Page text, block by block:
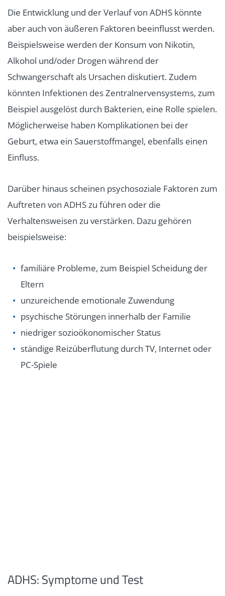
Die Entwicklung und der Verlauf von ADHS könnte
aber auch von äußeren Faktoren beeinflusst werden.
Beispielsweise werden der Konsum von Nikotin,
Alkohol und/oder Drogen während der
Schwangerschaft als Ursachen diskutiert. Zudem
könnten Infektionen des Zentralnervensystems, zum
Beispiel ausgelöst durch Bakterien, eine Rolle spielen.
Möglicherweise haben Komplikationen bei der
Geburt, etwa ein Sauerstoffmangel, ebenfalls einen
Einfluss.
Darüber hinaus scheinen psychosoziale Faktoren zum
Auftreten von ADHS zu führen oder die
Verhaltensweisen zu verstärken. Dazu gehören
beispielsweise:
familiäre Probleme, zum Beispiel Scheidung der
Eltern
unzureichende emotionale Zuwendung
psychische Störungen innerhalb der Familie
niedriger sozioökonomischer Status
ständige Reizüberflutung durch TV, Internet oder
PC-Spiele
ADHS: Symptome und Test